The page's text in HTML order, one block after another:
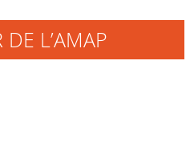
DE L’AMAP